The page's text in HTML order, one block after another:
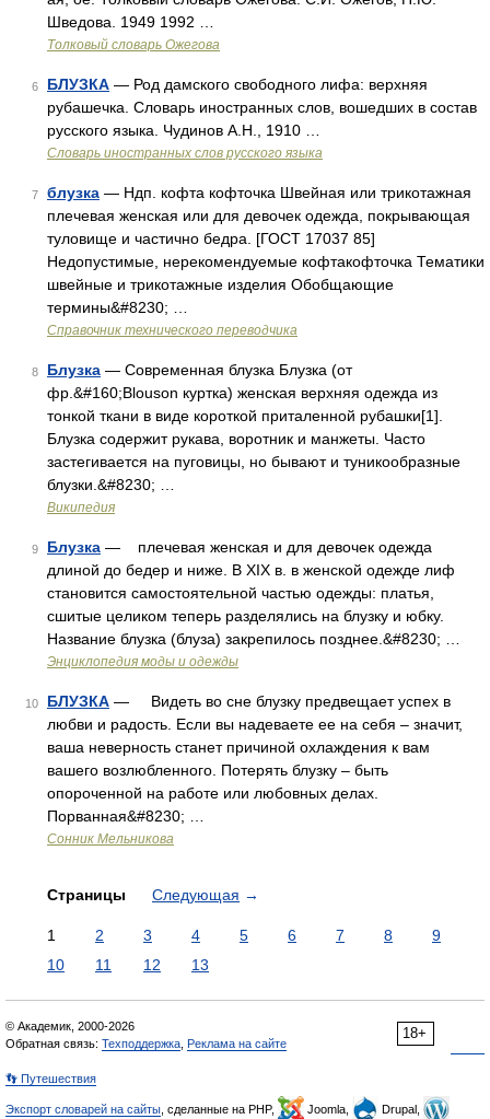
Шведова. 1949 1992 …
Толковый словарь Ожегова
6 БЛУЗКА — Род дамского свободного лифа: верхняя
рубашечка. Словарь иностранных слов, вошедших в состав
русского языка. Чудинов А.Н., 1910 …
Словарь иностранных слов русского языка
7 блузка — Ндп. кофта кофточка Швейная или трикотажная
плечевая женская или для девочек одежда, покрывающая
туловище и частично бедра. [ГОСТ 17037 85]
Недопустимые, нерекомендуемые кофтакофточка Тематики
швейные и трикотажные изделия Обобщающие
термины&#8230; …
Справочник технического переводчика
8 Блузка — Современная блузка Блузка (от
фр.&#160;Blouson куртка) женская верхняя одежда из
тонкой ткани в виде короткой приталенной рубашки[1].
Блузка содержит рукава, воротник и манжеты. Часто
застегивается на пуговицы, но бывают и туникообразные
блузки.&#8230; …
Википедия
9 Блузка — плечевая женская и для девочек одежда
длиной до бедер и ниже. В XIX в. в женской одежде лиф
становится самостоятельной частью одежды: платья,
сшитые целиком теперь разделялись на блузку и юбку.
Название блузка (блуза) закрепилось позднее.&#8230; …
Энциклопедия моды и одежды
10 БЛУЗКА — Видеть во сне блузку предвещает успех в
любви и радость. Если вы надеваете ее на себя – значит,
ваша неверность станет причиной охлаждения к вам
вашего возлюбленного. Потерять блузку – быть
опороченной на работе или любовных делах.
Порванная&#8230; …
Сонник Мельникова
Страницы Следующая →
1 2 3 4 5 6 7 8
9
10
11 12 13
18+
© Академик, 2000-2026
Обратная связь: Техподдержка Реклама на сайте
👣 Путешествия
Экспорт словарей на сайты , сделанные на PHP, Joomla,
Drupal,